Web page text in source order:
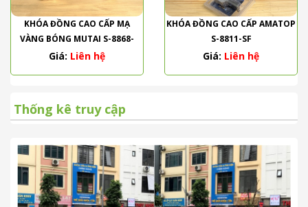
KHÓA ĐỒNG CAO CẤP MẠ
VÀNG BÓNG MUTAI S-8868-
PVD
Giá: Liên hệ
KHÓA ĐỒNG CAO CẤP AMATOP
S-8811-SF
Giá: Liên hệ
Thống kê truy cập